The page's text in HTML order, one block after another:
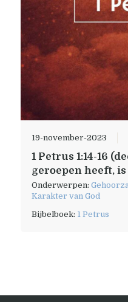
19-november-2023
1 Petrus 1:14-16
geroepen heeft,
Onderwerpen:
Karakter van God
Bijbelboek: 1 Petrus